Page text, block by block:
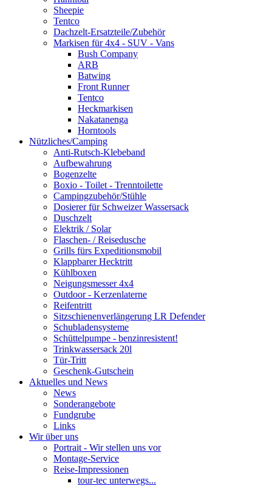
Sheepie
Tentco
Dachzelt-Ersatzteile/Zubehör
Markisen für 4x4 - SUV - Vans
Bush Company
ARB
Batwing
Front Runner
Tentco
Heckmarkisen
Nakatanenga
Horntools
Nützliches/Camping
Anti-Rutsch-Klebeband
Aufbewahrung
Bogenzelte
Boxio - Toilet - Trenntoilette
Campingzubehör/Stühle
Dosierer für Schweizer Wassersack
Duschzelt
Elektrik / Solar
Flaschen- / Reisedusche
Grills fürs Expeditionsmobil
Klappbarer Hecktritt
Kühlboxen
Neigungsmesser 4x4
Outdoor - Kerzenlaterne
Reifentritt
Sitzschienenverlängerung LR Defender
Schubladensysteme
Schüttelpumpe - benzinresistent!
Trinkwassersack 20l
Tür-Tritt
Geschenk-Gutschein
Aktuelles und News
News
Sonderangebote
Fundgrube
Links
Wir über uns
Portrait - Wir stellen uns vor
Montage-Service
Reise-Impressionen
tour-tec unterwegs...